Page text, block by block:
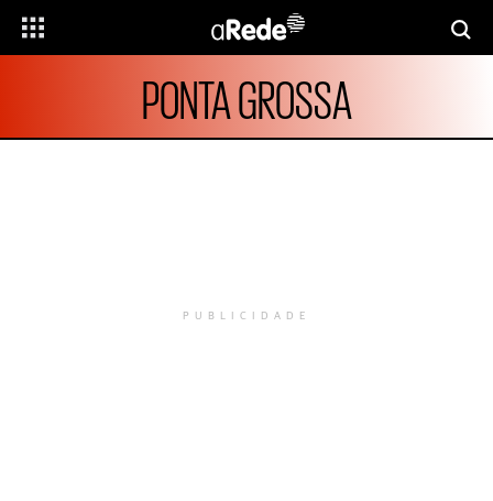
PONTA GROSSA
PUBLICIDADE